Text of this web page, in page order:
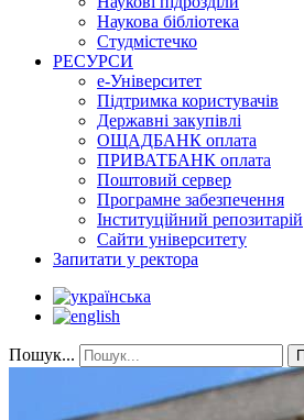
Наукова бібліотека
Студмістечко
РЕСУРСИ
е-Університет
Підтримка користувачів
Державні закупівлі
ОЩАДБАНК оплата
ПРИВАТБАНК оплата
Поштовий сервер
Програмне забезпечення
Інституційний репозитарій
Сайти університету
Запитати у ректора
Пошук...